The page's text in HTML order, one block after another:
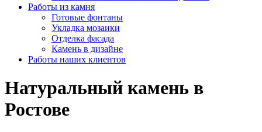
Работы из камня
Готовые фонтаны
Укладка мозаики
Отделка фасада
Камень в дизайне
Работы наших клиентов
Натуральный камень в
Ростове